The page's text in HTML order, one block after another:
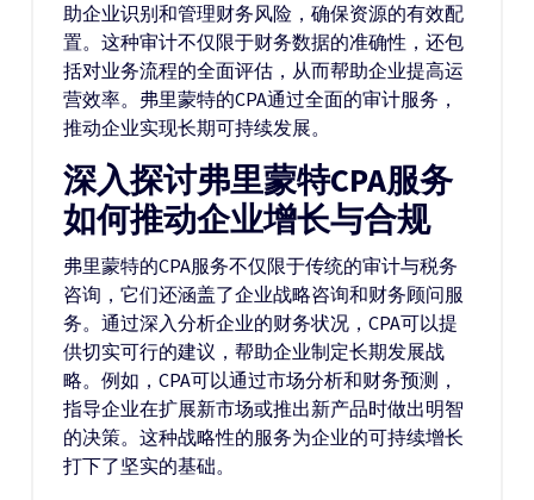
助企业识别和管理财务风险，确保资源的有效配
置。这种审计不仅限于财务数据的准确性，还包
括对业务流程的全面评估，从而帮助企业提高运
营效率。弗里蒙特的CPA通过全面的审计服务，
推动企业实现长期可持续发展。
深入探讨弗里蒙特CPA服务
如何推动企业增长与合规
弗里蒙特的CPA服务不仅限于传统的审计与税务
咨询，它们还涵盖了企业战略咨询和财务顾问服
务。通过深入分析企业的财务状况，CPA可以提
供切实可行的建议，帮助企业制定长期发展战
略。例如，CPA可以通过市场分析和财务预测，
指导企业在扩展新市场或推出新产品时做出明智
的决策。这种战略性的服务为企业的可持续增长
打下了坚实的基础。